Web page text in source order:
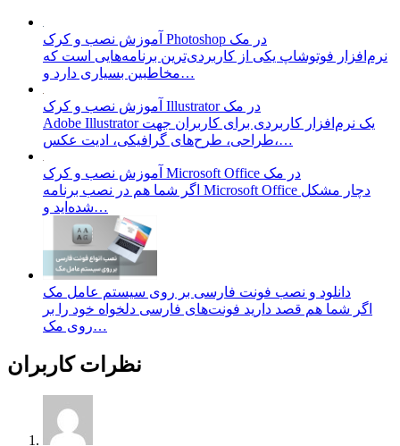
آموزش نصب و کرک Photoshop در مک
نرم‌افزار فوتوشاپ یکی از کاربردی‌ترین برنامه‌هایی است که
مخاطبین بسیاری دارد و…
آموزش نصب و کرک Illustrator در مک
Adobe Illustrator یک نرم‌افزار کاربردی برای کاربران جهت
طراحی، طرح‌های گرافیکی، ادیت عکس،…
آموزش نصب و کرک Microsoft Office در مک
اگر شما هم در نصب برنامه Microsoft Office دچار مشکل
شده‌اید و…
دانلود و نصب فونت فارسی بر روی سیستم عامل مک
اگر شما هم قصد دارید فونت‌های فارسی دلخواه خود را بر
روی مک…
نظرات کاربران